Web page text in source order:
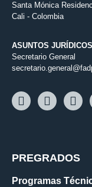
Santa Mónica
Cali - Colombia
ASUNTOS JURÍDICOS
Secretario General
PREGRADOS
Programas